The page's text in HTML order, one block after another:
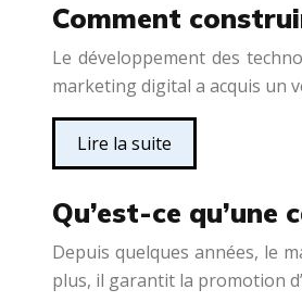
Comment
Le développement des
marketing digital a acquis un
Lire la suite
Qu’est-ce
Depuis quelques années, le
plus, il garantit la promotion